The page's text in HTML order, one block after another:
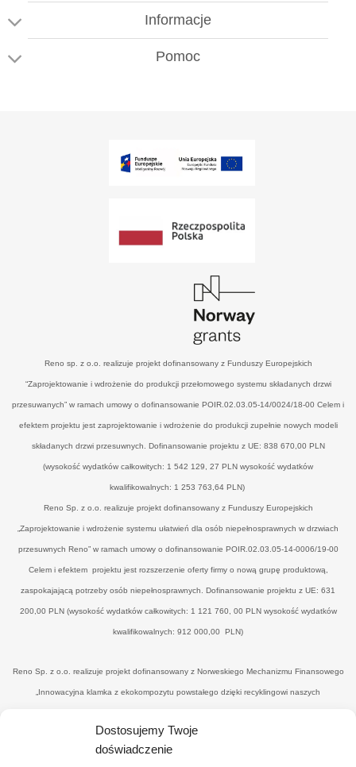
Dostosujemy Twoje
doświadczenie
Informacje
Pomoc
Reno sp. z o.o. realizuje projekt dofinansowany z Funduszy Europejskich
“Zaprojektowanie i wdrożenie do produkcji przełomowego systemu składanych drzwi
przesuwanych” w ramach umowy o dofinansowanie POIR.02.03.05-14/0024/18-00 Celem i
efektem projektu jest zaprojektowanie i wdrożenie do produkcji zupełnie nowych modeli
składanych drzwi przesuwnych. Dofinansowanie projektu z UE: 838 670,00 PLN
(wysokość wydatków całkowitych: 1 542 129, 27 PLN wysokość wydatków
kwalifikowalnych: 1 253 763,64 PLN)
Reno Sp. z o.o. realizuje projekt dofinansowany z Funduszy Europejskich
„Zaprojektowanie i wdrożenie systemu ułatwień dla osób niepełnosprawnych w drzwiach
przesuwnych Reno” w ramach umowy o dofinansowanie POIR.02.03.05-14-0006/19-00
Celem i efektem projektu jest rozszerzenie oferty firmy o nową grupę produktową,
zaspokajającą potrzeby osób niepełnosprawnych. Dofinansowanie projektu z UE: 631
200,00 PLN (wysokość wydatków całkowitych: 1 121 760, 00 PLN wysokość wydatków
kwalifikowalnych: 912 000,00 PLN)
Reno Sp. z o.o. realizuje projekt dofinansowany z Norweskiego Mechanizmu Finansowego
„Innowacyjna klamka z ekokompozytu powstałego dzięki recyklingowi naszych
NORW.19.01.04-14-0041/20-00. Celem i efektemjest uzyskanie nowego, konkurencyjnego
produktu - eko-klamki, zredukowanie ilości drewnopochodnych odpadów przez wtórne ich